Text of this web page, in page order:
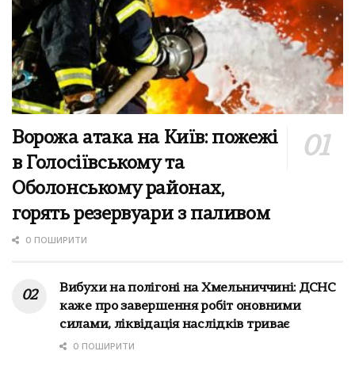
Ворожа атака на Київ: пожежі
в Голосіївському та
Оболонському районах,
горять резервуари з паливом
0 ПОШИРИТИ
Вибухи на полігоні на Хмельниччині: ДСНС
каже про завершення робіт оновними
силами, ліквідація наслідків триває
0 ПОШИРИТИ